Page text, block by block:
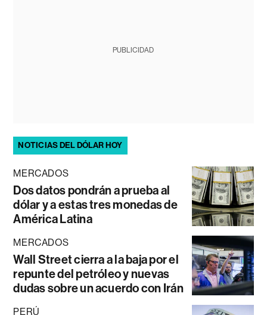
PUBLICIDAD
NOTICIAS DEL DÓLAR HOY
MERCADOS
Dos datos pondrán a prueba al
dólar y a estas tres monedas de
América Latina
MERCADOS
Wall Street cierra a la baja por el
repunte del petróleo y nuevas
dudas sobre un acuerdo con Irán
PERÚ